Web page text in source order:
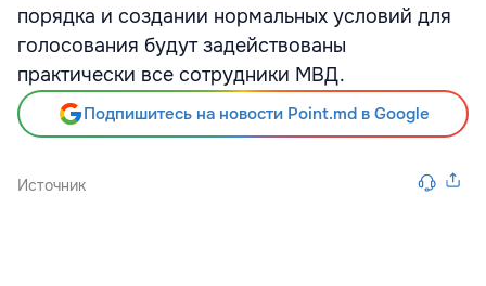
порядка и создании нормальных условий для
голосования будут задействованы
практически все сотрудники МВД.
Подпишитесь на новости Point.md в Google
Источник